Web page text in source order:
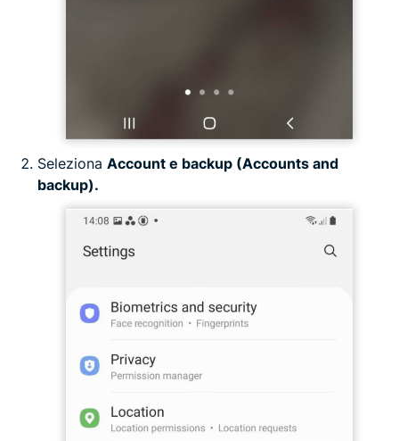
Seleziona Account e backup (Accounts and
backup).